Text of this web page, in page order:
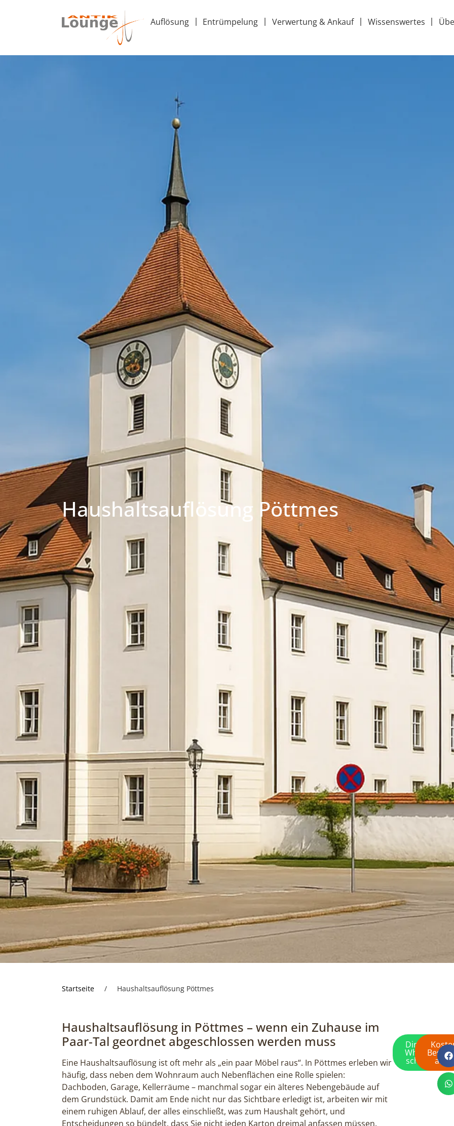
Auflösung Entrümpelung Verwertung & Ankauf Wissenswertes
Haushaltsauflösung Pöttmes
Startseite / Haushaltsauflösung Pöttmes
Haushaltsauflösung in Pöttmes – wenn ein Zuhause im
Paar-Tal geordnet abgeschlossen werden muss
Eine Haushaltsauflösung ist oft mehr als „ein paar Möbel raus“. In Pöttmes erleben wir
häufig, dass neben dem Wohnraum auch Nebenflächen eine Rolle spielen:
Dachboden, Garage, Kellerräume – manchmal sogar ein älteres Nebengebäude auf
dem Grundstück. Damit am Ende nicht nur das Sichtbare erledigt ist, arbeiten wir mit
einem ruhigen Ablauf, der alles einschließt, was zum Haushalt gehört, und
Entscheidungen so bündelt, dass Sie nicht jeden Karton dreimal anfassen müssen.
Direkt per
WhatsApp
schreiben